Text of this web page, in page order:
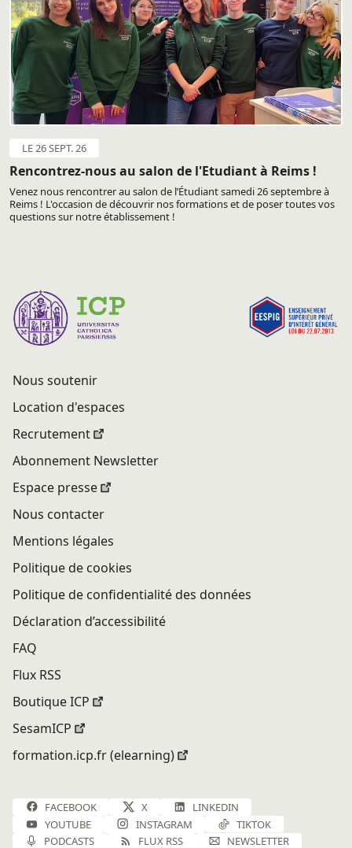
LE 26 SEPT. 26
Rencontrez-nous au salon de l'Etudiant à Reims !
Venez nous rencontrer au salon de l’Étudiant samedi 26 septembre à
Reims ! L'occasion de découvrir nos formations et de poser toutes vos
questions sur notre établissement !
Nous soutenir
Location d'espaces
Recrutement
Abonnement Newsletter
Espace presse
Nous contacter
Mentions légales
Politique de cookies
Politique de confidentialité des données
Déclaration d’accessibilité
FAQ
Flux RSS
Boutique ICP
SesamICP
formation.icp.fr (elearning)
FACEBOOK X
LINKEDIN
YOUTUBE
INSTAGRAM
TIKTOK
PODCASTS
FLUX RSS NEWSLETTER